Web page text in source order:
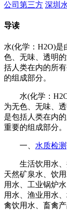
公司第三方 深圳
导读
水(化学：H2O)
色、无味、透明
括人类在内的所
的组成部分。
水(化学：H2O)
为无色、无味、
是包括人类在内
重要的组成部分。
一、 水质检测
生活饮用水、
天然矿泉水、饮
用水、工业锅炉
用水、渔业用水
禽饮用水、畜禽